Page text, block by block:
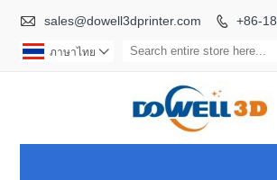
 sales@dowell3dprinter.com  +86-
ภาษาไทย 